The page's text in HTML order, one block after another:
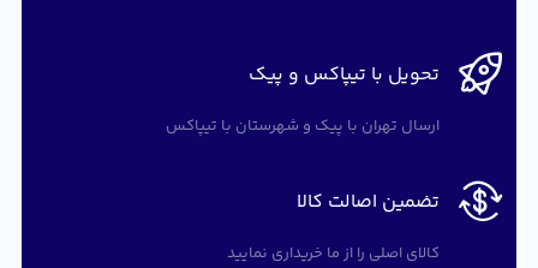
تحویل با تیپاکس و پیک
ارسال تهران با پیک و شهرستان با تیپاکس
تضمین اصالت کالا
کالای اصلی را از ما خریداری نمایید